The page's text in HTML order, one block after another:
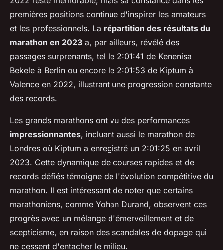
premières positions continue d'inspirer les amateurs
et les professionnels. La répartition des résultats du
marathon en 2023 a, par ailleurs, révélé des
passages surprenants, tel le 2:01:41 de Kenenisa
Bekele à Berlin ou encore le 2:01:53 de Kiptum à
Valence en 2022, illustrant une progression constante
des records.
Les grands marathons ont vu des performances
impressionnantes, incluant aussi le marathon de
Londres où Kiptum a enregistré un 2:01:25 en avril
2023. Cette dynamique de courses rapides et de
records défiés témoigne de l'évolution compétitive du
marathon. Il est intéressant de noter que certains
marathoniens, comme Yohan Durand, observent ces
progrès avec un mélange d'émerveillement et de
scepticisme, en raison des scandales de dopage qui
ne cessent d'entacher le milieu.